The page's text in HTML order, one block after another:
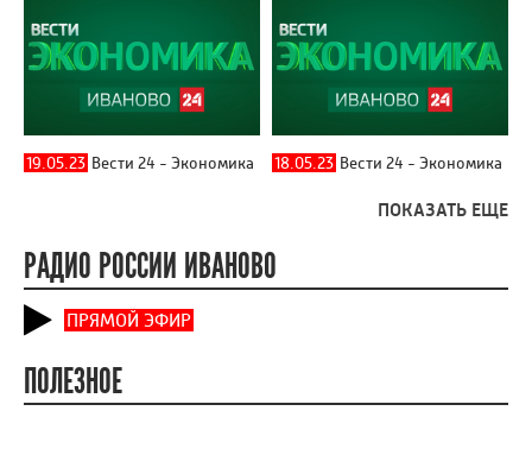
19.05.23 Вести 24 - Экономика 18.05.23 Вести 24 - Экономика
ПОКАЗАТЬ ЕЩЕ
РАДИО РОССИИ ИВАНОВО
ПРЯМОЙ ЭФИР
ПОЛЕЗНОЕ